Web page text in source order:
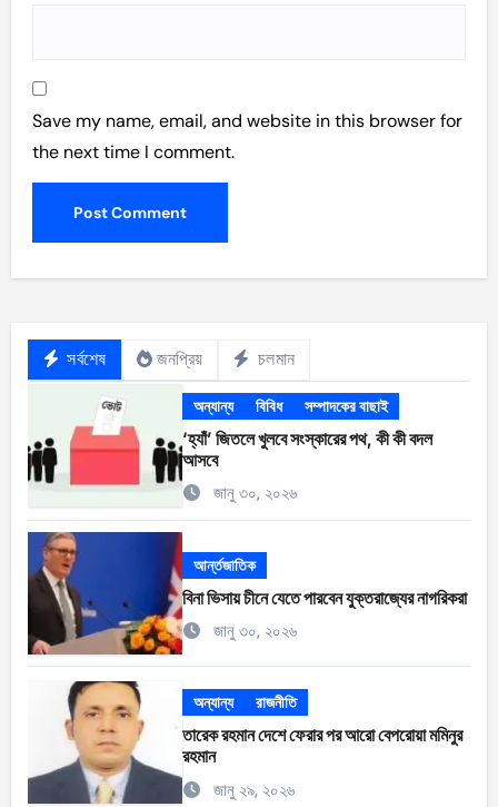
Save my name, email, and website in this browser for
the next time I comment.
সর্বশেষ জনপ্রিয় চলমান
অন্যান্য বিবিধ সম্পাদকের বাছাই
‘হ্যাঁ’ জিতলে খুলবে সংস্কারের পথ, কী কী বদল
আসবে
জানু ৩০, ২০২৬
আর্ন্তজাতিক
বিনা ভিসায় চীনে যেতে পারবেন যুক্তরাজ্যের নাগরিকরা
জানু ৩০, ২০২৬
অন্যান্য রাজনীতি
তারেক রহমান দেশে ফেরার পর আরো বেপরোয়া মমিনুর
রহমান
জানু ২৯, ২০২৬